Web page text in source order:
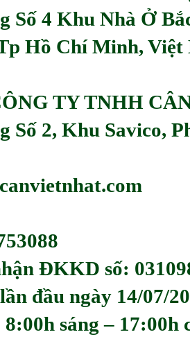
Số 4 Khu Nhà Ở
Hồ Chí Minh, Việt
TY TNHH
Số 2, Khu Savico,
ĐKKD số:
đầu ngày 14/07/
sáng – 17:00h